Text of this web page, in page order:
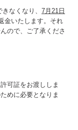
なくなり、 7月21日
金いたします。それ
ので、ご了承くださ
可証をお渡ししま
めに必要となりま